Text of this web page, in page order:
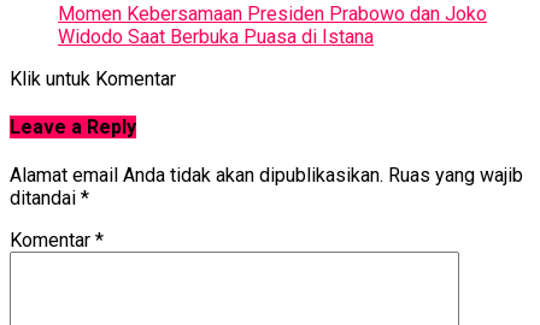
Momen Kebersamaan Presiden Prabowo dan Joko
Widodo Saat Berbuka Puasa di Istana
Klik untuk Komentar
Leave a Reply
Alamat email Anda tidak akan dipublikasikan. Ruas yang wajib
ditandai *
Komentar *